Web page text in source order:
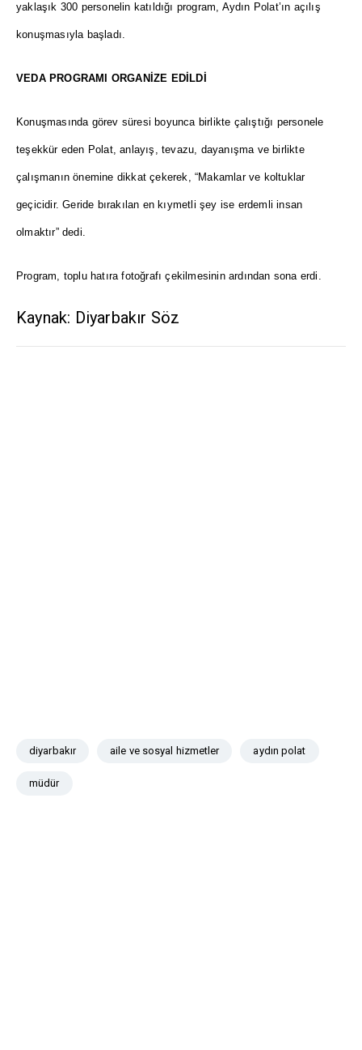
yaklaşık 300 personelin katıldığı program, Aydın Polat’ın açılış
konuşmasıyla başladı.
VEDA PROGRAMI ORGANİZE EDİLDİ
Konuşmasında görev süresi boyunca birlikte çalıştığı personele
teşekkür eden Polat, anlayış, tevazu, dayanışma ve birlikte
çalışmanın önemine dikkat çekerek, “Makamlar ve koltuklar
geçicidir. Geride bırakılan en kıymetli şey ise erdemli insan
olmaktır” dedi.
Program, toplu hatıra fotoğrafı çekilmesinin ardından sona erdi.
Kaynak: Diyarbakır Söz
diyarbakır aile ve sosyal hizmetler aydın polat
müdür